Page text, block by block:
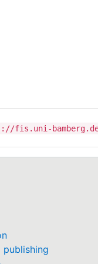
fis.uni-
publishing